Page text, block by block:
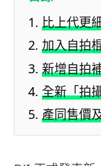
比上代更
加入自拍
新增自拍
全新「拍
產同售價